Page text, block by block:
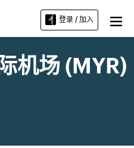
登录 / 加入
机场 (MYR)